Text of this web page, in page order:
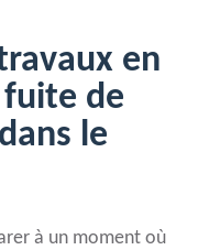
en
fuite de
le
à un moment où